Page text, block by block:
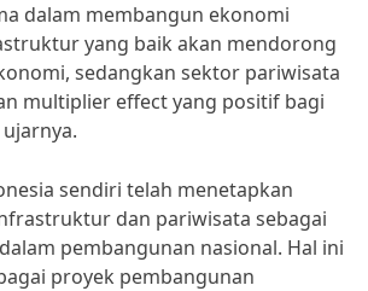
dalam membangun ekonomi
yang baik akan mendorong
sedangkan sektor pariwisata
multiplier effect yang positif bagi
sendiri telah menetapkan
dan pariwisata sebagai
pembangunan nasional. Hal ini
proyek pembangunan